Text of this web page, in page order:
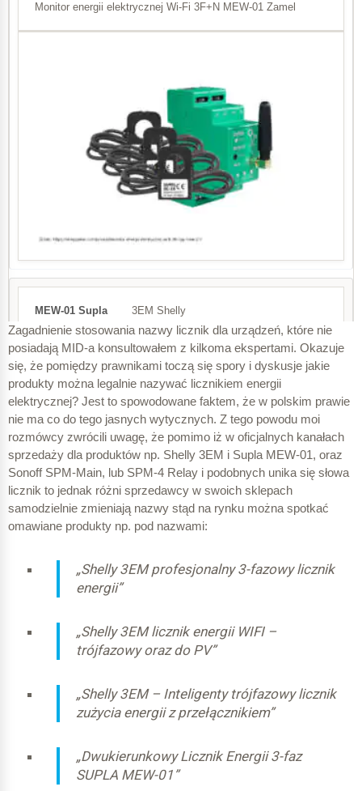
± 2,0
± 3,0
Ib
0,5 (indukcyjny)
± 1,0
± 2,0
Ib– natężenie prądu na
wejściu licznika
± 0,009 A
± 0,03 A
± 0,06 A
± 0,16 A
± 0,4 A
± 0,8 A
± 0,009 A
Monitor energii elektrycznej Wi-Fi 3F+N MEW-01 Zamel
3EM Shelly
Urządzenie pomiarowe Wi-Fi do pomiaru zużycia prądu 3
fazowego zasilania. W komplecie 3 klamry 120A
Sonoff SPM-Main
Sonoff SPM-Main Wi-Fi jednostka centralna
Zagadnienie stosowania nazwy licznik dla urządzeń, które nie
posiadają MID-a konsultowałem z kilkoma ekspertami. Okazuje
się, że pomiędzy prawnikami toczą się spory i dyskusje jakie
produkty można legalnie nazywać licznikiem energii
elektrycznej? Jest to spowodowane faktem, że w polskim prawie
nie ma co do tego jasnych wytycznych. Z tego powodu moi
rozmówcy zwrócili uwagę, że pomimo iż w oficjalnych kanałach
sprzedaży dla produktów np. Shelly 3EM i Supla MEW-01, oraz
Sonoff SPM-Main, lub SPM-4 Relay i podobnych unika się słowa
licznik to jednak różni sprzedawcy w swoich sklepach
samodzielnie zmieniają nazwy stąd na rynku można spotkać
omawiane produkty np. pod nazwami:
„Shelly 3EM profesjonalny 3-fazowy licznik
energii”
„Shelly 3EM licznik energii WIFI –
trójfazowy oraz do PV”
„Shelly 3EM – Inteligenty trójfazowy licznik
zużycia energii z przełącznikiem”
„Dwukierunkowy Licznik Energii 3-faz
SUPLA MEW-01”